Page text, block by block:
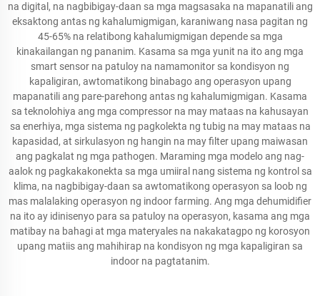
na digital, na nagbibigay-daan sa mga magsasaka na mapanatili ang
eksaktong antas ng kahalumigmigan, karaniwang nasa pagitan ng
45-65% na relatibong kahalumigmigan depende sa mga
kinakailangan ng pananim. Kasama sa mga yunit na ito ang mga
smart sensor na patuloy na namamonitor sa kondisyon ng
kapaligiran, awtomatikong binabago ang operasyon upang
mapanatili ang pare-parehong antas ng kahalumigmigan. Kasama
sa teknolohiya ang mga compressor na may mataas na kahusayan
sa enerhiya, mga sistema ng pagkolekta ng tubig na may mataas na
kapasidad, at sirkulasyon ng hangin na may filter upang maiwasan
ang pagkalat ng mga pathogen. Maraming mga modelo ang nag-
aalok ng pagkakakonekta sa mga umiiral nang sistema ng kontrol sa
klima, na nagbibigay-daan sa awtomatikong operasyon sa loob ng
mas malalaking operasyon ng indoor farming. Ang mga dehumidifier
na ito ay idinisenyo para sa patuloy na operasyon, kasama ang mga
matibay na bahagi at mga materyales na nakakatagpo ng korosyon
upang matiis ang mahihirap na kondisyon ng mga kapaligiran sa
indoor na pagtatanim.